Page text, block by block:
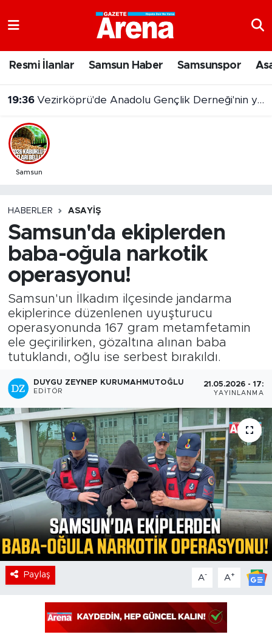
Resmi İlanlar Samsun Haber Samsunspor
19:36 Vezirköprü'de Anadolu Gençlik Derneği'nin yeni hizmet binası açıldı
19:06 Samsunspor Teknik Direktörü Fink'ten yeni sezon mesajı
Samsun
HABERLER ASAYIŞ
Samsun'da ekiplerden
baba-oğula narkotik
operasyonu!
Samsun'un İlkadım ilçesinde jandarma
ekiplerince düzenlenen uyuşturucu
operasyonunda 167 gram metamfetamin
ele geçirilirken, gözaltına alınan baba
tutuklandı, oğlu ise serbest bırakıldı.
DUYGU ZEYNEP KURUMAHMUTOĞLU
EDITÖR
21.05.2026 -
YAYINLANMA
Paylaş A- A+
Samsun Namaz Vakitleri
Trafik Durumu
Süper Lig Puan Durumu ve Fikstür
Son Dakika Haberleri
Haber Arşivi